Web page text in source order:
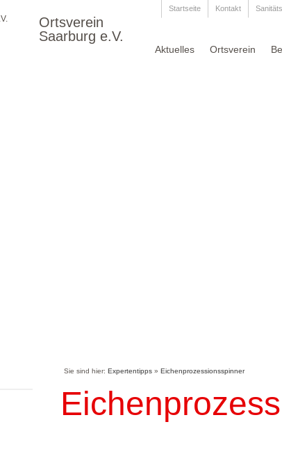
Ortsverein
Saarburg e.V.
Startseite Kontakt
Aktuelles Ortsverein
Sie sind hier:Expertentipps »Eichenprozessionsspinner